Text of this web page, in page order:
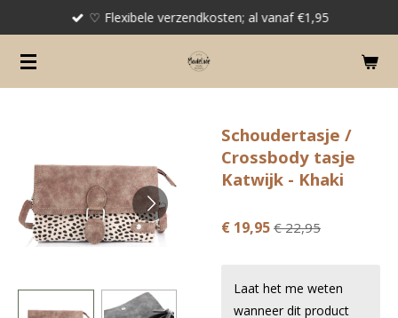
naar
de
♡ Flexibele verzendkosten; al vanaf €1,95
Schoudertasje /
Crossbody tasje
Katwijk - Khaki
€ 19,95 € 22,95
Laat het me weten
wanneer dit product